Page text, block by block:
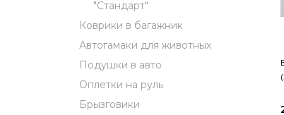
"Стандарт"
Коврики в багажник
Автогамаки для животных
Подушки в авто
Оплетки на руль
Брызговики